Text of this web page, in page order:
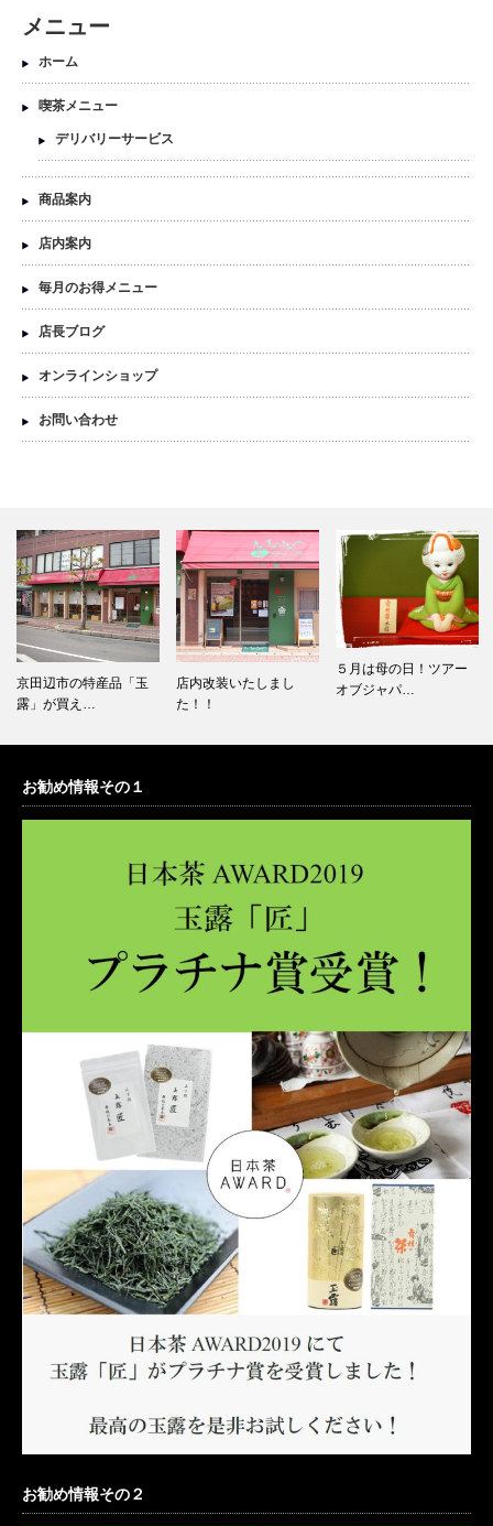
メニュー
ホーム
喫茶メニュー
デリバリーサービス
商品案内
店内案内
毎月のお得メニュー
店長ブログ
オンラインショップ
お問い合わせ
店内改装いたしまし
た！！
オブジャパ…
ＭＡＩＫＯ茶ブティッ
お勧め情報その１
お勧め情報その２